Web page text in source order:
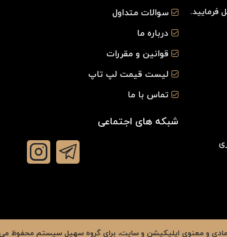
سوالات متداول
درباره ما
قوانین و مقررات
لیست قیمت لپ تاپ
تماس با ما
شبکه های اجتماعی
و معنوی اپلیکیشن و سایت، برای گروهسهیل سیستممحفوظ